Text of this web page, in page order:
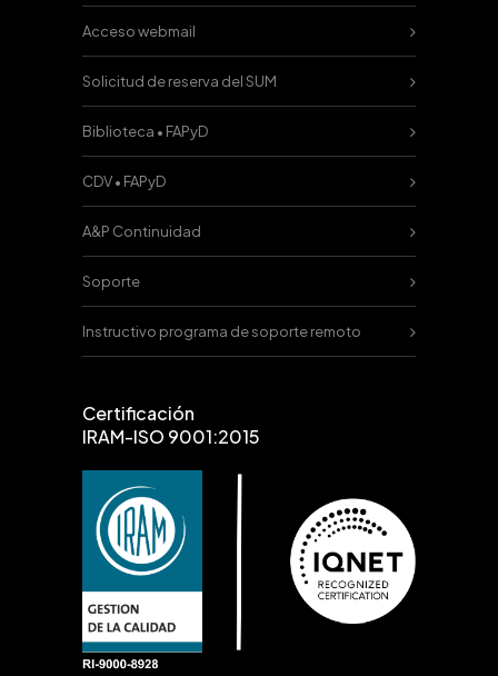
Acceso webmail
Solicitud de reserva del SUM
Biblioteca • FAPyD
CDV • FAPyD
A&P Continuidad
Soporte
Instructivo programa de soporte remoto
Certificación
IRAM-ISO 9001:2015